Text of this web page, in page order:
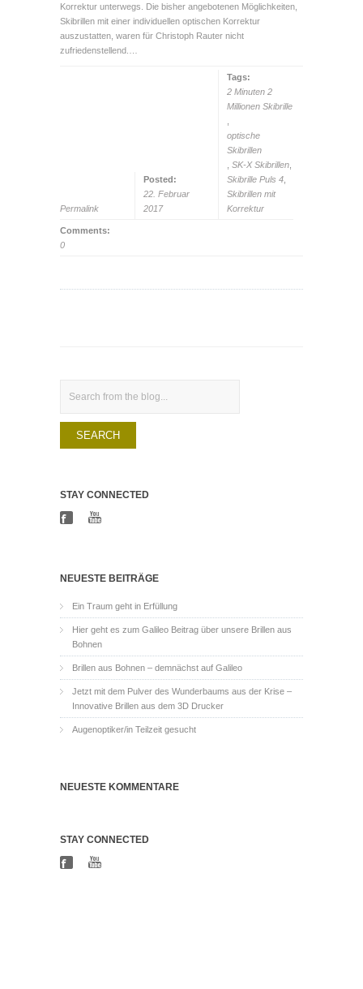
Korrektur unterwegs. Die bisher angebotenen Möglichkeiten,
Skibrillen mit einer individuellen optischen Korrektur
auszustatten, waren für Christoph Rauter nicht
zufriedenstellend.…
Permalink
Posted:
22. Februar
2017
Tags:
2 Minuten 2
Millionen Skibrille
optische
Skibrillen
SK-X Skibrillen
Skibrille Puls 4
Skibrillen mit
Korrektur
Comments:
0
STAY CONNECTED
NEUESTE BEITRÄGE
Ein Traum geht in Erfüllung
Hier geht es zum Galileo Beitrag über unsere Brillen aus
Bohnen
Brillen aus Bohnen – demnächst auf Galileo
Jetzt mit dem Pulver des Wunderbaums aus der Krise –
Innovative Brillen aus dem 3D Drucker
Augenoptiker/in Teilzeit gesucht
NEUESTE KOMMENTARE
STAY CONNECTED